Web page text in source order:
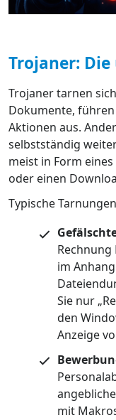
Trojaner:
Trojaner tarnen
Dokumente,
Aktionen aus.
selbstständig
meist in Form
oder einen
Typische
Rechnung
im
Sie nur
den
Anzeige
mit